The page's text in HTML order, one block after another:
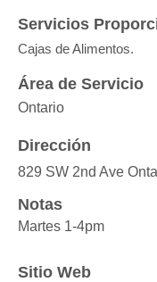
Servicios
Cajas de Alimentos.
Área de Servicio
Ontario
Dirección
829 SW 2nd Ave
Notas
Martes 1-4pm
Sitio Web